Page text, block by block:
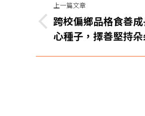
章
航
上一篇文章
上
一
篇
跨校偏鄉品格食善
心種子，擇善堅持朵